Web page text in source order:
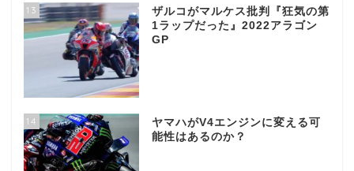
13
ザルコがマルケス批判『狂気の第
1ラップだった』2022アラゴン
GP
14
ヤマハがV4エンジンに変える可
能性はあるのか？